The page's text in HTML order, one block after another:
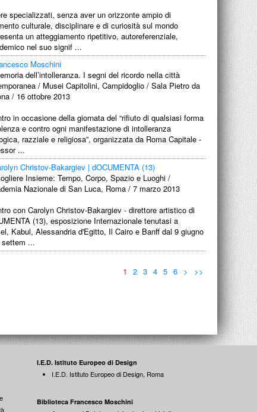
specializzati, senza aver un orizzonte ampio di
culturale, disciplinare e di curiosità sul mondo
un atteggiamento ripetitivo, autoreferenziale,
nel suo signif ...
Moschini
dell’intolleranza. I segni del ricordo nella città
/ Musei Capitolini, Campidoglio / Sala Pietro da
/ 16 ottobre 2013
in occasione della giornata del “rifiuto di qualsiasi forma
e contro ogni manifestazione di intolleranza
razziale e religiosa”, organizzata da Roma Capitale -
...
Christov-Bakargiev | dOCUMENTA (13)
Insieme: Tempo, Corpo, Spazio e Luoghi /
Nazionale di San Luca, Roma / 7 marzo 2013
con Carolyn Christov-Bakargiev - direttore artistico di
(13), esposizione Internazionale tenutasi a
Kabul, Alessandria d'Egitto, Il Cairo e Banff dal 9 giugno
...
1 2 3 4 5 6 > >>
I.E.D. Istituto Europeo di Design
I.E.D. Istituto Europeo di Design, Roma
Biblioteca Francesco Moschini